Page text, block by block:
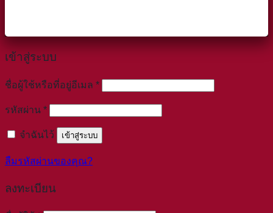
เข้าสู่ระบบ
ชื่อผู้ใช้หรือที่อยู่อีเมล *ต้องการ
รหัสผ่าน *ต้องการ
จำฉันไว้ เข้าสู่ระบบ
ลืมรหัสผ่านของคุณ?
ลงทะเบียน